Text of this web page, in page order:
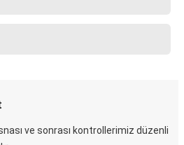
ve sonrası kontrollerimiz düzenli